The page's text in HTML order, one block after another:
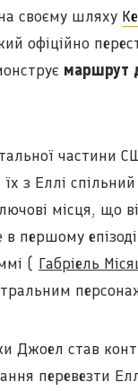
своєму шляху
офіційно
маршрут
частини
з Еллі
місця, що
першому
( Габріель
Джоел став
перевезти